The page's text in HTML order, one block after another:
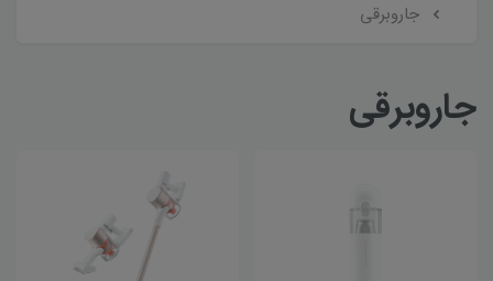
جاروبرقی
جاروبرقی